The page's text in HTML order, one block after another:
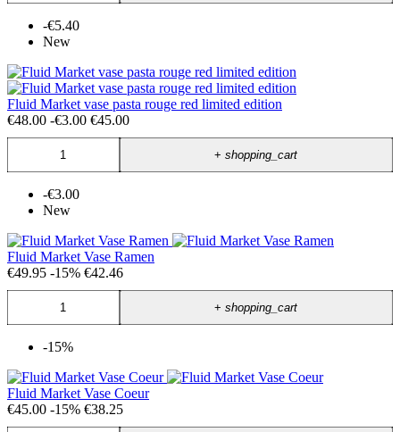
-€5.40
New
Fluid Market vase pasta rouge red limited edition
€48.00 -€3.00 €45.00
+shopping_cart
-€3.00
New
Fluid Market Vase Ramen
€49.95 -15% €42.46
+shopping_cart
-15%
Fluid Market Vase Coeur
€45.00 -15% €38.25